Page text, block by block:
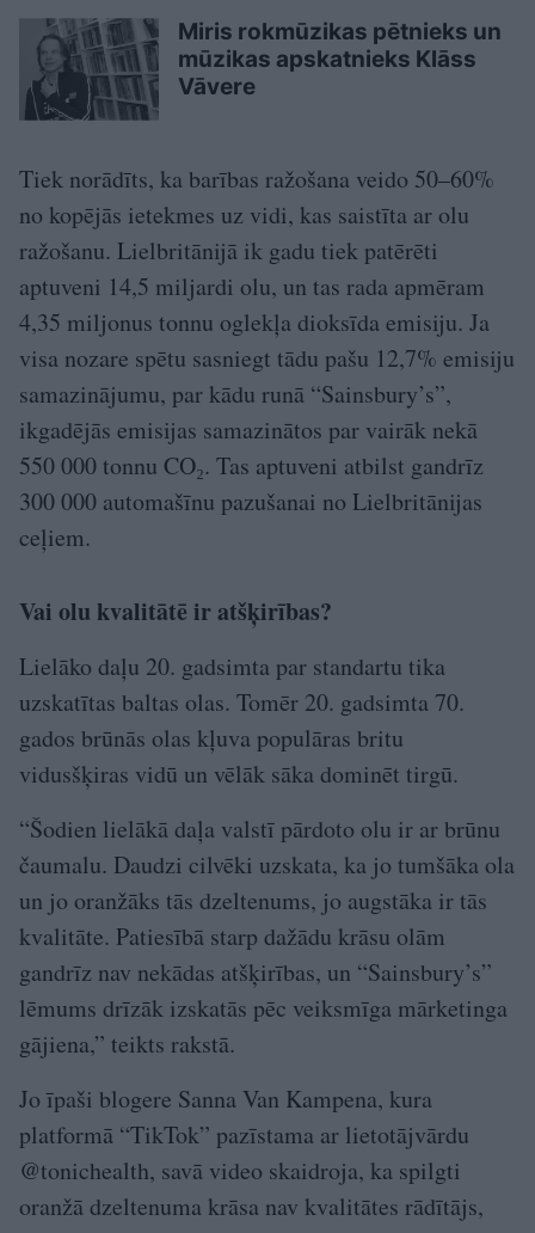
Miris rokmūzikas pētnieks un
mūzikas apskatnieks Klāss
Vāvere
Tiek norādīts, ka barības ražošana veido 50–60%
no kopējās ietekmes uz vidi, kas saistīta ar olu
ražošanu. Lielbritānijā ik gadu tiek patērēti
aptuveni 14,5 miljardi olu, un tas rada apmēram
4,35 miljonus tonnu oglekļa dioksīda emisiju. Ja
visa nozare spētu sasniegt tādu pašu 12,7% emisiju
samazinājumu, par kādu runā “Sainsbury’s”,
ikgadējās emisijas samazinātos par vairāk nekā
550 000 tonnu CO₂. Tas aptuveni atbilst gandrīz
300 000 automašīnu pazušanai no Lielbritānijas
ceļiem.
Vai olu kvalitātē ir atšķirības?
Lielāko daļu 20. gadsimta par standartu tika
uzskatītas baltas olas. Tomēr 20. gadsimta 70.
gados brūnās olas kļuva populāras britu
vidusšķiras vidū un vēlāk sāka dominēt tirgū.
“Šodien lielākā daļa valstī pārdoto olu ir ar brūnu
čaumalu. Daudzi cilvēki uzskata, ka jo tumšāka ola
un jo oranžāks tās dzeltenums, jo augstāka ir tās
kvalitāte. Patiesībā starp dažādu krāsu olām
gandrīz nav nekādas atšķirības, un “Sainsbury’s”
lēmums drīzāk izskatās pēc veiksmīga mārketinga
gājiena,” teikts rakstā.
Jo īpaši blogere Sanna Van Kampena, kura
platformā “TikTok” pazīstama ar lietotājvārdu
@tonichealth, savā video skaidroja, ka spilgti
oranžā dzeltenuma krāsa nav kvalitātes rādītājs,